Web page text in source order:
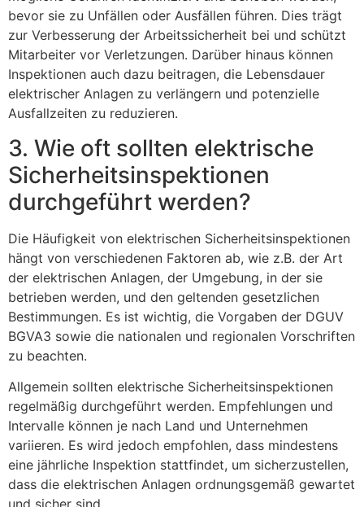
bevor sie zu Unfällen oder Ausfällen führen. Dies trägt
zur Verbesserung der Arbeitssicherheit bei und schützt
Mitarbeiter vor Verletzungen. Darüber hinaus können
Inspektionen auch dazu beitragen, die Lebensdauer
elektrischer Anlagen zu verlängern und potenzielle
Ausfallzeiten zu reduzieren.
3. Wie oft sollten elektrische
Sicherheitsinspektionen
durchgeführt werden?
Die Häufigkeit von elektrischen Sicherheitsinspektionen
hängt von verschiedenen Faktoren ab, wie z.B. der Art
der elektrischen Anlagen, der Umgebung, in der sie
betrieben werden, und den geltenden gesetzlichen
Bestimmungen. Es ist wichtig, die Vorgaben der DGUV
BGVA3 sowie die nationalen und regionalen Vorschriften
zu beachten.
Allgemein sollten elektrische Sicherheitsinspektionen
regelmäßig durchgeführt werden. Empfehlungen und
Intervalle können je nach Land und Unternehmen
variieren. Es wird jedoch empfohlen, dass mindestens
eine jährliche Inspektion stattfindet, um sicherzustellen,
dass die elektrischen Anlagen ordnungsgemäß gewartet